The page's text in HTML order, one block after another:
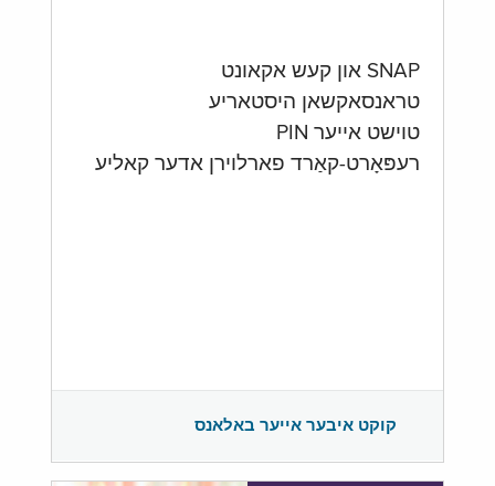
SNAP און קעש אקאונט
טראנסאקשאן היסטאריע
טוישט אייער PIN
רעפּאָרט-קאַרד פארלוירן אדער קאליע
קוקט איבער אייער באלאנס